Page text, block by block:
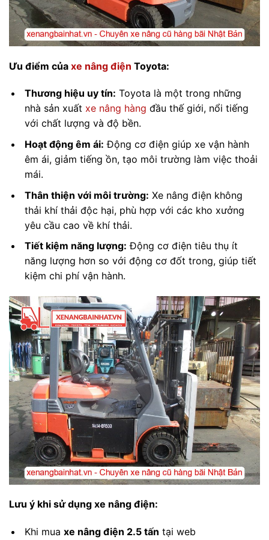
Ưu điểm của xe nâng điện Toyota:
Thương hiệu uy tín: Toyota là một trong những
nhà sản xuất xe nâng hàng đầu thế giới, nổi tiếng
với chất lượng và độ bền.
Hoạt động êm ái: Động cơ điện giúp xe vận hành
êm ái, giảm tiếng ồn, tạo môi trường làm việc thoải
mái.
Thân thiện với môi trường: Xe nâng điện không
thải khí thải độc hại, phù hợp với các kho xưởng
yêu cầu cao về khí thải.
Tiết kiệm năng lượng: Động cơ điện tiêu thụ ít
năng lượng hơn so với động cơ đốt trong, giúp tiết
kiệm chi phí vận hành.
Lưu ý khi sử dụng xe nâng điện:
Khi mua xe nâng điện 2.5 tấn tại web